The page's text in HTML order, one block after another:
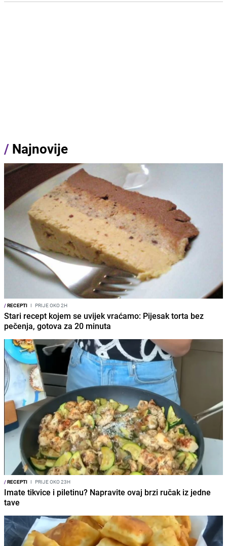
/ Najnovije
/RECEPTI I PRIJE OKO 2H
Stari recept kojem se uvijek vraćamo: Pijesak torta bez
pečenja, gotova za 20 minuta
/RECEPTI I PRIJE OKO 23H
Imate tikvice i piletinu? Napravite ovaj brzi ručak iz jedne
tave